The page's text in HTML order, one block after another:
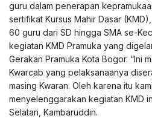
guru dalam penerapan
sertifikat Kursus Mahir Dasar
60 guru dari SD hingga SMA se-
kegiatan KMD Pramuka yang
Gerakan Pramuka Kota Bogor. “Ini
Kwarcab yang pelaksanaanya
masing Kwaran. Oleh karena itu
menyelenggarakan kegiatan KMD
Selatan, Kambaruddin.